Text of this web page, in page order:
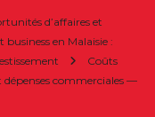
d’affaires et
en Malaisie :
Coûts
dépenses commerciales —